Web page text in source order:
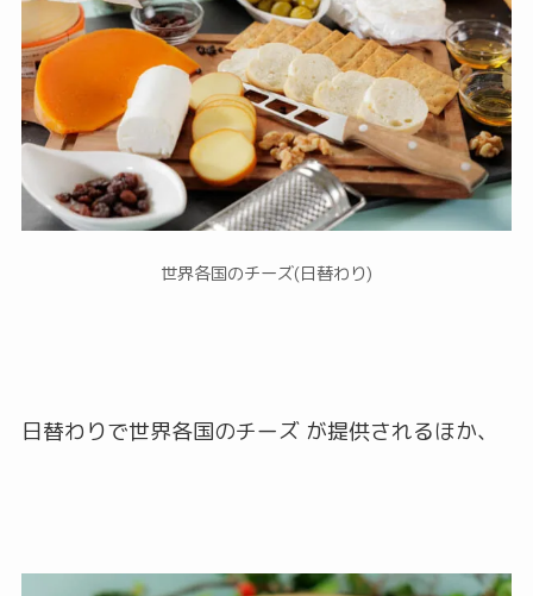
世界各国のチーズ(日替わり)
日替わりで世界各国のチーズ が提供されるほか、